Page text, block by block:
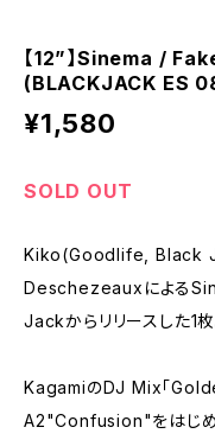
【12”】Sinema /
(BLACKJACK ES
¥1,580
SOLD OUT
Kiko(Goodlife, Black
Deschezeauxによる
Jackからリリースした1枚
KagamiのDJ Mix「
A2"Confusion"をはじめ